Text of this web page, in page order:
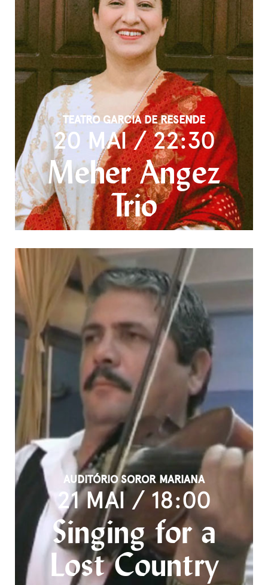
TEATRO GARCIA DE RESENDE
20 MAI / 22:30
Meher Angez
Trio
AUDITÓRIO SOROR MARIANA
21 MAI / 18:00
Singing for a
Lost Country